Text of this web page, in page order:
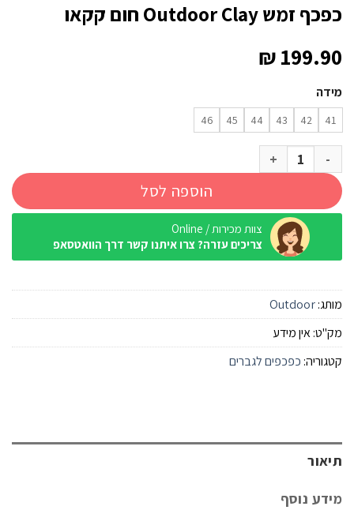
כפכף זמש Outdoor Clay חום קקאו
₪199.90
מידה
41
42
43
44
45
46
כמות של כפכף זמש Outdoor Clay חום קקאו
הוספה לסל
צוות מכירות / Online
צריכים עזרה? צרו איתנו קשר דרך הוואטסאפ
מותג:Outdoor
מק"ט:אין מידע
קטגוריה: כפכפים לגברים
תיאור
מידע נוסף